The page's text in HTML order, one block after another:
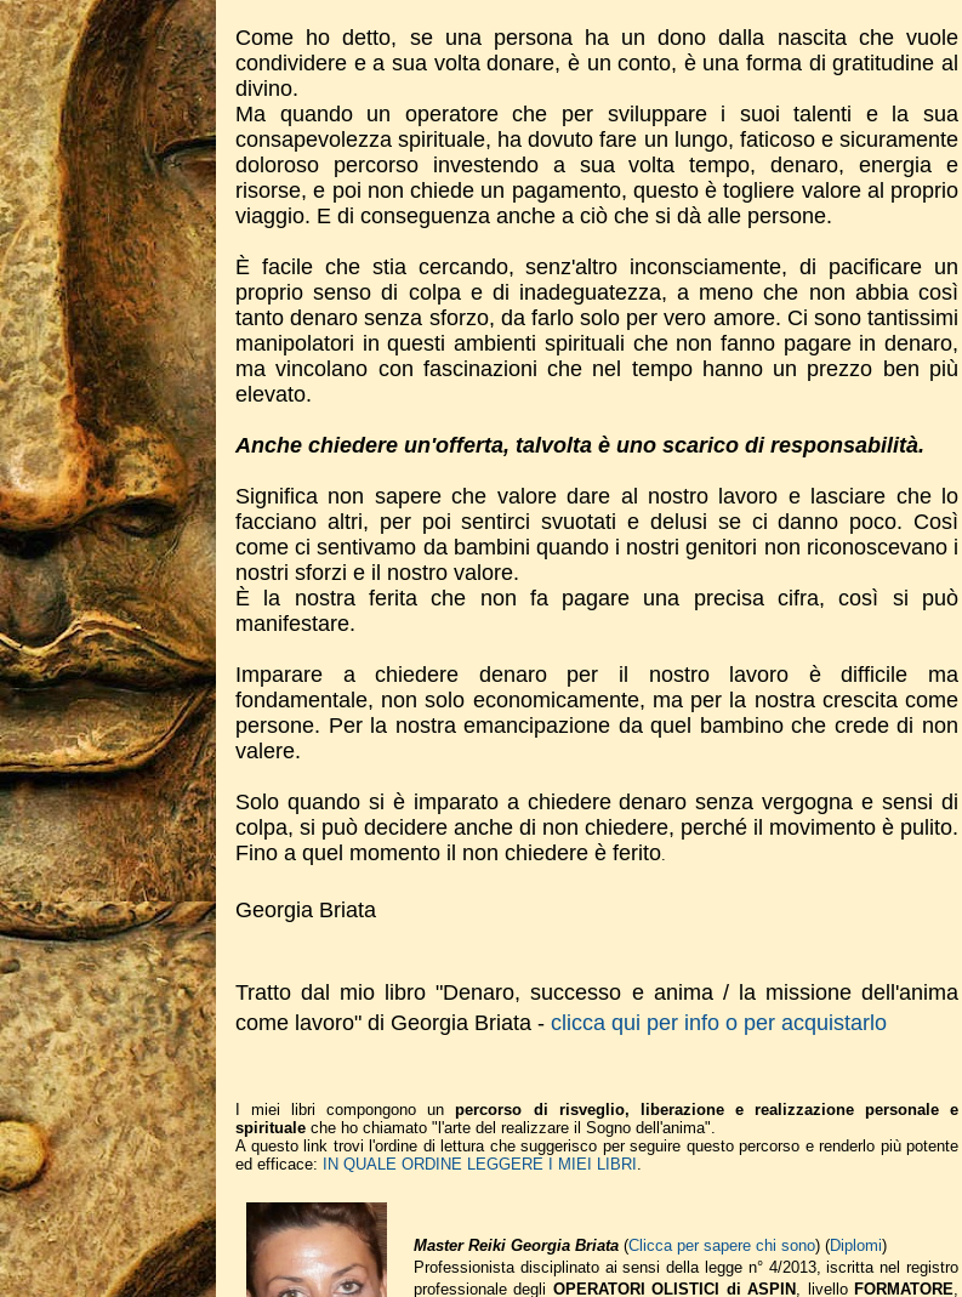
Come ho detto, se una persona ha un dono dalla nascita che vuole
condividere e a sua volta donare, è un conto, è una forma di gratitudine al
divino.
Ma quando un operatore che per sviluppare i suoi talenti e la sua
consapevolezza spirituale, ha dovuto fare un lungo, faticoso e sicuramente
doloroso percorso investendo a sua volta tempo, denaro, energia e
risorse, e poi non chiede un pagamento, questo è togliere valore al proprio
viaggio. E di conseguenza anche a ciò che si dà alle persone.
È facile che stia cercando, senz'altro inconsciamente, di pacificare un
proprio senso di colpa e di inadeguatezza, a meno che non abbia così
tanto denaro senza sforzo, da farlo solo per vero amore. Ci sono tantissimi
manipolatori in questi ambienti spirituali che non fanno pagare in denaro,
ma vincolano con fascinazioni che nel tempo hanno un prezzo ben più
elevato.
Anche chiedere un'offerta, talvolta è uno scarico di responsabilità.
Significa non sapere che valore dare al nostro lavoro e lasciare che lo
facciano altri, per poi sentirci svuotati e delusi se ci danno poco. Così
come ci sentivamo da bambini quando i nostri genitori non riconoscevano i
nostri sforzi e il nostro valore.
È la nostra ferita che non fa pagare una precisa cifra, così si può
manifestare.
Imparare a chiedere denaro per il nostro lavoro è difficile ma
fondamentale, non solo economicamente, ma per la nostra crescita come
persone. Per la nostra emancipazione da quel bambino che crede di non
valere.
Solo quando si è imparato a chiedere denaro senza vergogna e sensi di
colpa, si può decidere anche di non chiedere, perché il movimento è pulito.
Fino a quel momento il non chiedere è ferito.
Georgia Briata
Tratto dal mio libro "Denaro, successo e anima / la missione dell'anima
come lavoro" di Georgia Briata - clicca qui per info o per acquistarlo
I miei libri compongono unpercorso di risveglio, liberazione e realizzazione personale e
spirituale che ho chiamato "l'arte del realizzare il Sogno dell'anima".
A questo link trovi l'ordine di lettura che suggerisco per seguire questo percorso e renderlo più potente
ed efficace:
IN QUALE ORDINE LEGGERE I MIEI LIBRI .
Master Reiki Georgia Briata (Clicca per sapere chi sono) (Diplomi)
Professionista disciplinato ai sensi della legge n° 4/2013, iscritta nel registro
professionale degli OPERATORI OLISTICI di ASPIN , livello FORMATORE,